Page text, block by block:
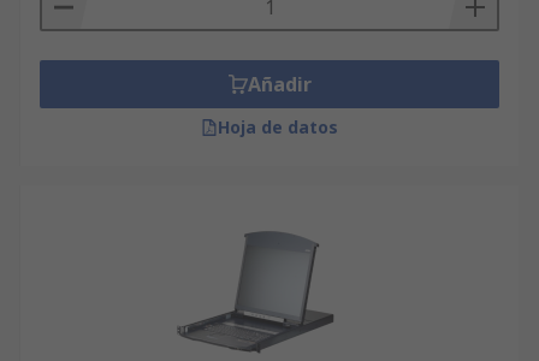
Añadir
Hoja de datos